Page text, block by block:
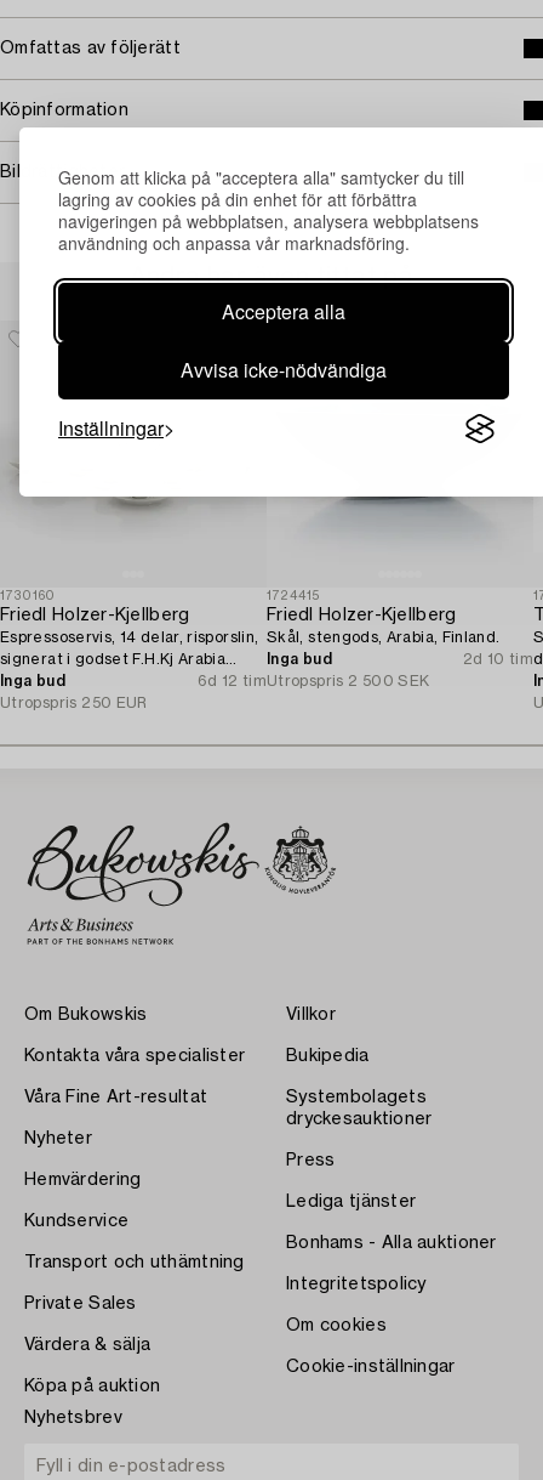
Genom att klicka på "acceptera alla" samtycker du till
lagring av cookies på din enhet för att förbättra
navigeringen på webbplatsen, analysera webbplatsens
användning och anpassa vår marknadsföring.
Acceptera alla
Avvisa icke-nödvändiga
Inställningar
Omfattas av följerätt
Köpinformation
Bildrättigheter
Andra har även tittat på
1730160
Friedl Holzer-Kjellberg
Espressoservis, 14 delar, risporslin,
signerat i godset F.H.Kj Arabia
Finland.
Inga bud
6d 12 tim
Utropspris 250 EUR
1724415
Friedl Holzer-Kjellberg
Skål, stengods, Arabia, Finland.
Inga bud
2d 10 tim
Utropspris 2 500 SEK
Om Bukowskis
Kontakta våra specialister
Våra Fine Art-resultat
Nyheter
Hemvärdering
Kundservice
Transport och uthämtning
Private Sales
Värdera & sälja
Köpa på auktion
Villkor
Bukipedia
Systembolagets
dryckesauktioner
Press
Lediga tjänster
Bonhams - Alla auktioner
Integritetspolicy
Om cookies
Cookie-inställningar
Nyhetsbrev